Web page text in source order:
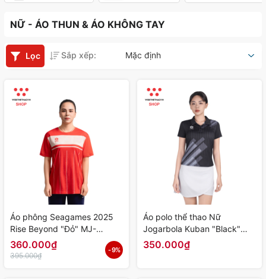
NỮ - ÁO THUN & ÁO KHÔNG TAY
Lọc Sắp xếp: Mặc định
Áo phông Seagames 2025
Rise Beyond "Đỏ" MJ-
A2287-01 - Hàng Chính
Hãng
360.000₫
395.000₫
- 9%
Áo polo thể thao Nữ
Jogarbola Kuban "Black"
WJ-A4090-04 - Hàng Chính
350.000₫